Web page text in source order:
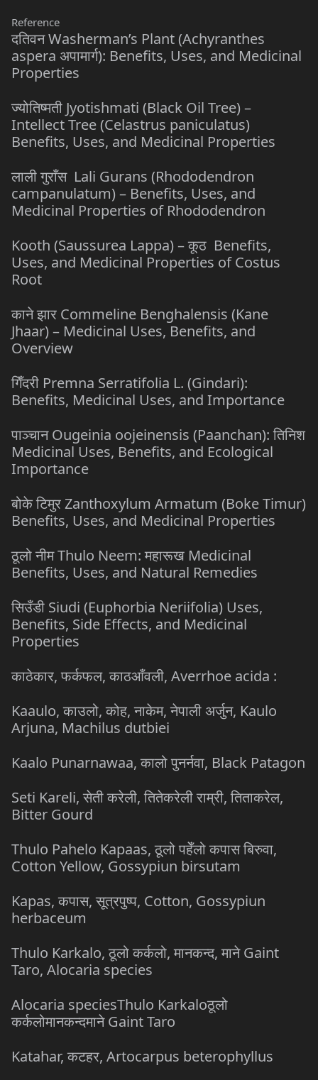
Reference
दतिवन Washerman’s Plant (Achyranthes
aspera अपामार्ग): Benefits, Uses, and Medicinal
Properties
ज्योतिष्मती Jyotishmati (Black Oil Tree) –
Intellect Tree (Celastrus paniculatus)
Benefits, Uses, and Medicinal Properties
लाली गुराँस Lali Gurans (Rhododendron
campanulatum) – Benefits, Uses, and
Medicinal Properties of Rhododendron
Kooth (Saussurea Lappa) – कूठ Benefits,
Uses, and Medicinal Properties of Costus
Root
काने झार Commeline Benghalensis (Kane
Jhaar) – Medicinal Uses, Benefits, and
Overview
गिँदरी Premna Serratifolia L. (Gindari):
Benefits, Medicinal Uses, and Importance
पाञ्चान Ougeinia oojeinensis (Paanchan): तिनिश
Medicinal Uses, Benefits, and Ecological
Importance
बोके टिमुर Zanthoxylum Armatum (Boke Timur)
Benefits, Uses, and Medicinal Properties
ठूलो नीम Thulo Neem: महारूख Medicinal
Benefits, Uses, and Natural Remedies
सिउँडी Siudi (Euphorbia Neriifolia) Uses,
Benefits, Side Effects, and Medicinal
Properties
काठेकार, फर्कफल, काठआँवली, Averrhoe acida :
Kaaulo, काउलो, कोह, नाकेम, नेपाली अर्जुन, Kaulo
Arjuna, Machilus dutbiei
Kaalo Punarnawaa, कालो पुनर्नवा, Black Patagon
Seti Kareli, सेती करेली, तितेकरेली राम्री, तिताकरेल,
Bitter Gourd
Thulo Pahelo Kapaas, ठूलो पहेँलो कपास बिरुवा,
Cotton Yellow, Gossypiun birsutam
Kapas, कपास, सूत्रपुष्प, Cotton, Gossypiun
herbaceum
Thulo Karkalo, ठूलो कर्कलो, मानकन्द, माने Gaint
Taro, Alocaria species
Alocaria speciesThulo Karkaloठूलो
कर्कलोमानकन्दमाने Gaint Taro
Katahar, कटहर, Artocarpus beterophyllus